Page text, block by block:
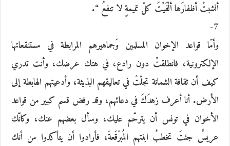
أنشبتْ أظفارَها ألْفَيْتَ كلّ تميمةٍ لا تنفعُ “.
7-
وأمّا قواعد الإخوان المسلمين وَجماهيرهم المرابطة في مستنقعاتها
الإلكترونية، فانطلقتْ دون رادع، في هتك عرضك، وأنت تدري
كيف أن ثقافة الشماتة تجلّتْ في تعاليقهم البذيئة، وأدعيتهم الهابطة إلى
الأرض. أنا أعرف زهدَكَ في دعائهم، وقد رفض قسم كبير من قواعد
الأخوان في تونس أن يترحّم عليك، وسأل بعضهم عنك، وكانّك
عريسٌ جئتَ تخطبُ ابنتهم المُبرْقَعةَ، فأرادوا أن يتأكدوا من أنك